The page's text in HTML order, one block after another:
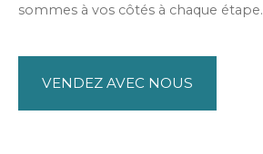
sommes à vos côtés à chaque étape.
VENDEZ AVEC NOUS